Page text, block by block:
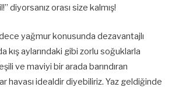
diyorsanız orası size kalmış!
yağmur konusunda dezavantajlı
kış aylarındaki gibi zorlu soğuklarla
ve maviyi bir arada barındıran
havası idealdir diyebiliriz. Yaz geldiğinde